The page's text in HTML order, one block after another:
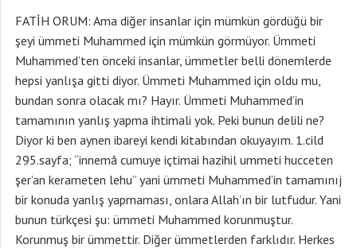
FATİH ORUM: Ama diğer insanlar için mümkün gördüğü bir
şeyi ümmeti Muhammed için mümkün görmüyor. Ümmeti
Muhammed’ten önceki insanlar, ümmetler belli dönemlerde
hepsi yanlışa gitti diyor. Ümmeti Muhammed için oldu mu,
bundan sonra olacak mı? Hayır. Ümmeti Muhammed’in
tamamının yanlış yapma ihtimali yok. Peki bunun delili ne?
Diyor ki ben aynen ibareyi kendi kitabından okuyayım. 1.cild
295.sayfa; “innemâ cumuye içtimai hazihil ummeti hucceten
şer’an kerameten lehu” yani ümmeti Muhammed’in tamamınıj
bir konuda yanlış yapmaması, onlara Allah’ın bir lutfudur. Yani
bunun türkçesi şu: ümmeti Muhammed korunmuştur.
Korunmuş bir ümmettir. Diğer ümmetlerden farklıdır. Herkes